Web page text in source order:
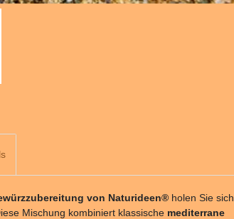
von Naturideen® holen Sie sich
Mischung kombiniert klassische mediterrane